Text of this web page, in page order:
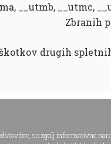
__utmb, __utmc,
Zbranih
drugih
so zgolj informativne